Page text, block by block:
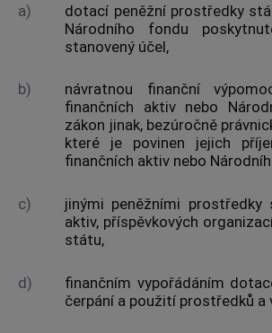
a)
dotací peněžní prostředky
Národního fondu
stanovený účel,
b) návratnou finanční
finančních aktiv nebo
zákon jinak, bezúročně
které je povinen jejich
finančních aktiv nebo
c) jinými peněžními prostředky
aktiv, příspěvkových
státu,
d) finančním vypořádáním
čerpání a použití prostředků